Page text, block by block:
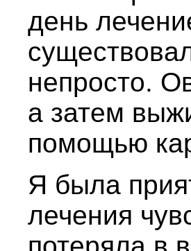
день
непросто.
а затем
помощью
Я была
лечения